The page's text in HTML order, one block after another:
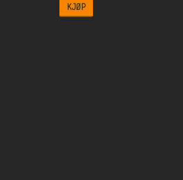
KJØP